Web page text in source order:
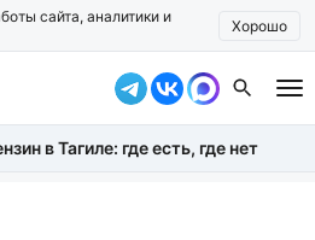
сайта, аналитики и
Хорошо
в Тагиле: где есть, где нет